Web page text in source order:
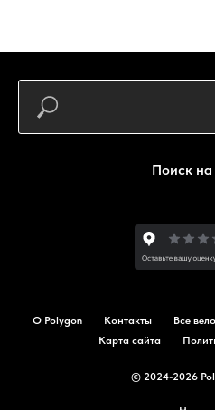
Поиск на
О Polygon Контакты Все
Карта сайта
© 2024-2026